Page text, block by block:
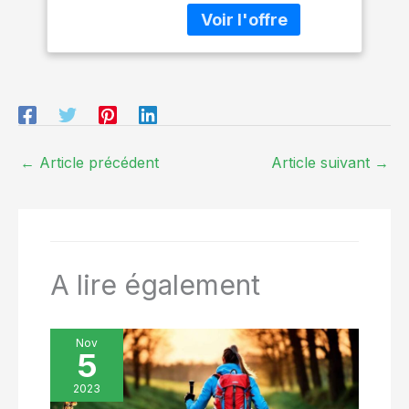
déforme pas facilement
et a un bon effet de
soutien 【Antidérapant】
côtés. La structure de la
l'avant et la structure de
soutient le corps, que ce
【PORTABLE】Nos tapis
de yoga sont de poids
moyen et peuvent être
facilement enroulés et
pour une prise en main
sûre ; épaisseur de 6,35
transport incluse pour un
← Article précédent Article suivant →
A lire également
Nov
5
2023